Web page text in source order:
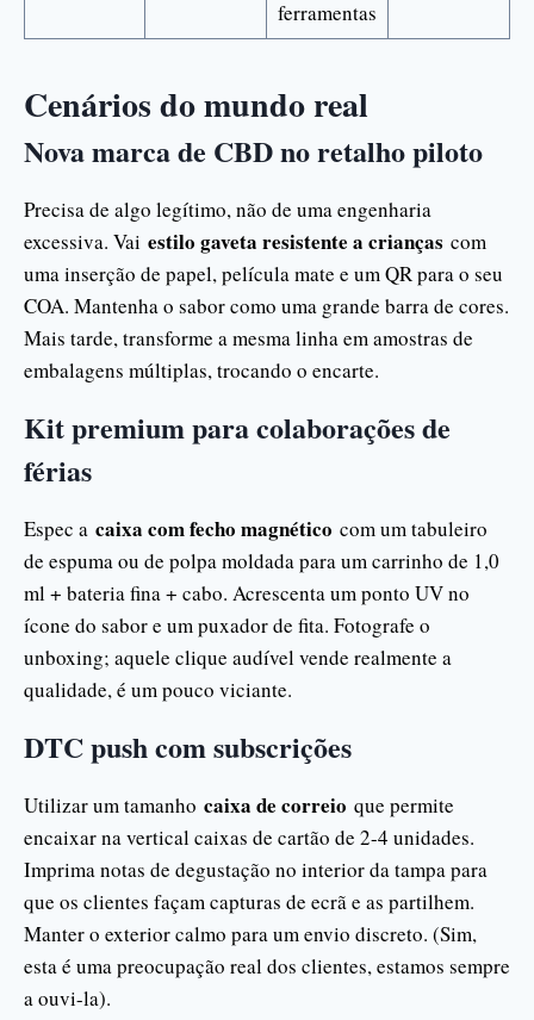
ferramentas
Cenários do mundo real
Nova marca de CBD no retalho piloto
Precisa de algo legítimo, não de uma engenharia
excessiva. Vai estilo gaveta resistente a crianças com
uma inserção de papel, película mate e um QR para o seu
COA. Mantenha o sabor como uma grande barra de cores.
Mais tarde, transforme a mesma linha em amostras de
embalagens múltiplas, trocando o encarte.
Kit premium para colaborações de
férias
Espec a caixa com fecho magnético com um tabuleiro
de espuma ou de polpa moldada para um carrinho de 1,0
ml + bateria fina + cabo. Acrescenta um ponto UV no
ícone do sabor e um puxador de fita. Fotografe o
unboxing; aquele clique audível vende realmente a
qualidade, é um pouco viciante.
DTC push com subscrições
Utilizar um tamanho caixa de correio que permite
encaixar na vertical caixas de cartão de 2-4 unidades.
Imprima notas de degustação no interior da tampa para
que os clientes façam capturas de ecrã e as partilhem.
Manter o exterior calmo para um envio discreto. (Sim,
esta é uma preocupação real dos clientes, estamos sempre
a ouvi-la).